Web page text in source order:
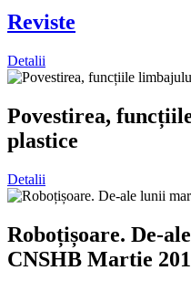
Reviste
Detalii
Povestirea,
plastice
Detalii
Roboțișoare. De-
CNSHB Martie